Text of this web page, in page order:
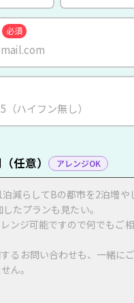
必須
任意） アレンジOK